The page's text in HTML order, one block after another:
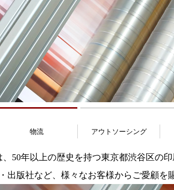
物流 アウトソーシング
50年以上の歴史を持つ東京都渋谷区の印
出版社など、 様々なお客様からご愛顧を